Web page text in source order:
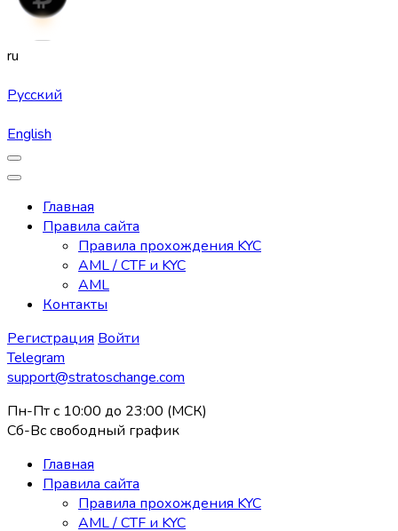
ru
Русский
English
Главная
Правила сайта
Правила прохождения KYC
AML / CTF и KYC
AML
Контакты
Регистрация Войти
Telegram
support@stratoschange.com
Пн-Пт с 10:00 до 23:00 (МСК)
Сб-Вс свободный график
Главная
Правила сайта
Правила прохождения KYC
AML / CTF и KYC